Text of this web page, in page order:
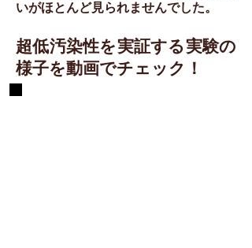
いがほとんど見られませんでした。
超低汚染性を実証する実験の
様子を動画でチェック！